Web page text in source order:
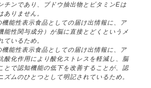
チンであり、ブドウ抽出物とビタミンEは
ありません。
能性表示食品としての届け出情報に、ア
能性関与成分）が脳に直接とどくというメ
ているため。
能性表示食品としての届け出情報に、ア
酸化作用により酸化ストレスを軽減し、脳
とで認知機能の低下を改善することが、認
ズムのひとつとして明記されているため。